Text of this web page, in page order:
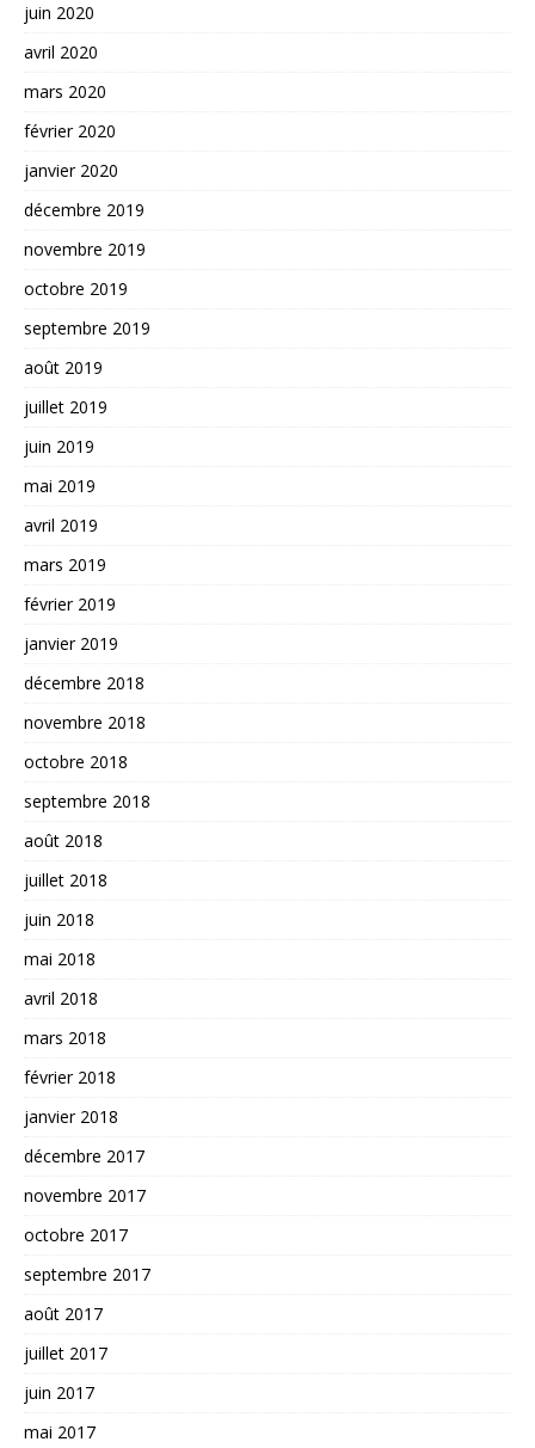
juin 2020
avril 2020
mars 2020
février 2020
janvier 2020
décembre 2019
novembre 2019
octobre 2019
septembre 2019
août 2019
juillet 2019
juin 2019
mai 2019
avril 2019
mars 2019
février 2019
janvier 2019
décembre 2018
novembre 2018
octobre 2018
septembre 2018
août 2018
juillet 2018
juin 2018
mai 2018
avril 2018
mars 2018
février 2018
janvier 2018
décembre 2017
novembre 2017
octobre 2017
septembre 2017
août 2017
juillet 2017
juin 2017
mai 2017